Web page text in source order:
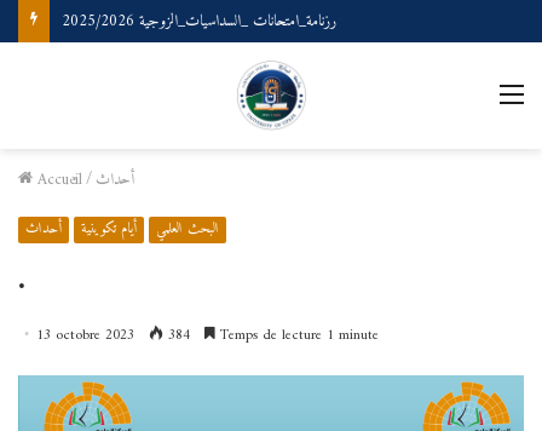
رزنامة_امتحانات _السداسيات_الزوجية 2025/2026
Accueil/أحداث
أحداث أيام تكوينية البحث العلمي
.
13 octobre 2023 384 Temps de lecture 1 minute